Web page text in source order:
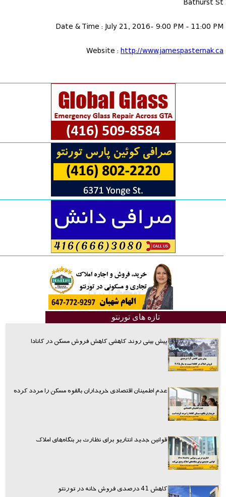
Bathurst St
Date & Time : July 21, 2016- 9:00 PM - 11:00 PM
Website :http://www.jamespasternak.ca
تازه های تورنتو
پیش بینی روند کاهشی کاهش فروش مسکن در کانادا
عدم اطمینان اقتصادی خریداران بالقوه مسکن را مردد کرده
قوانین جدید انتاریو برای نظارت بر بنگاه‌های املاک
کاهش 41 درصدی فروش خانه در تورنتو